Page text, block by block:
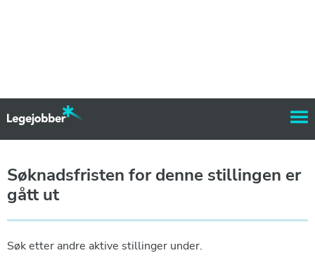
Søknadsfristen for denne stillingen er
gått ut
Søk etter andre aktive stillinger under.